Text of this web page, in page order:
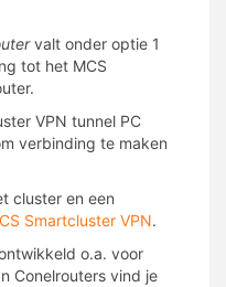
valt onder optie 1
tot het MCS
VPN tunnel PC
verbinding te maken
cluster en een
Smartcluster VPN.
o.a. voor
Conelrouters vind je